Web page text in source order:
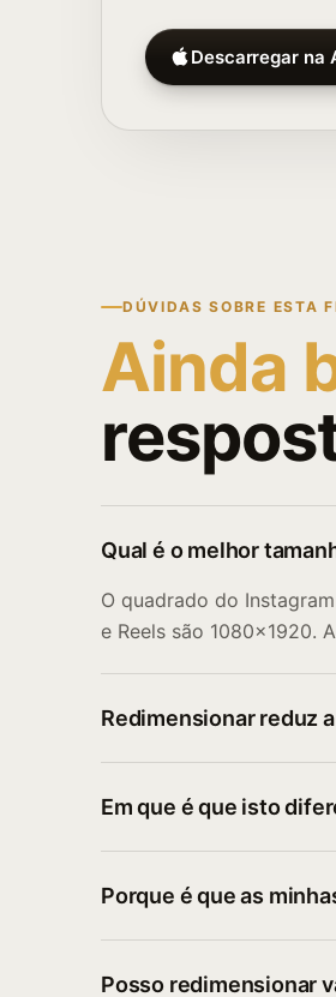
Descarregar na
DÚVIDAS SOBRE ESTA
Ainda
Qual é o melhor
O quadrado do
e Reels são 1080×1920.
Redimensionar reduz
Em que é que isto
Porque é que as
Posso redimensionar